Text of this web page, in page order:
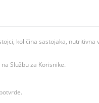
količina sastojaka,
Službu za Korisnike.